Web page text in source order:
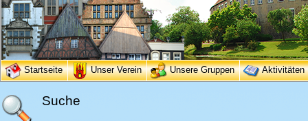
Startseite Unser Verein Unsere Gruppen Aktivitäten
Suche